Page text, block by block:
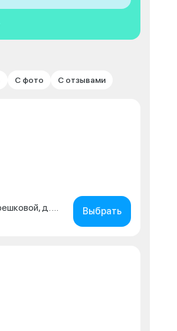
С фото С отзывами
Выбрать